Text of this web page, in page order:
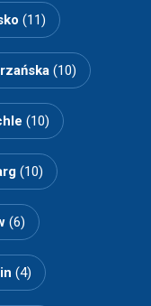
(11)
(10)
(10)
(10)
(6)
(4)